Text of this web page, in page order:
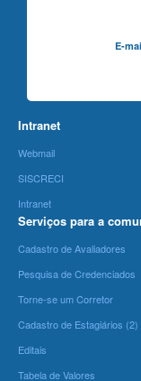
E-
Intranet
Webmail
SISCRECI
Intranet
Serviços para a
Cadastro de Avaliadores
Pesquisa de Credenciados
Torne-se um Corretor
Cadastro de Estagiários (2)
Editais
Tabela de Valores